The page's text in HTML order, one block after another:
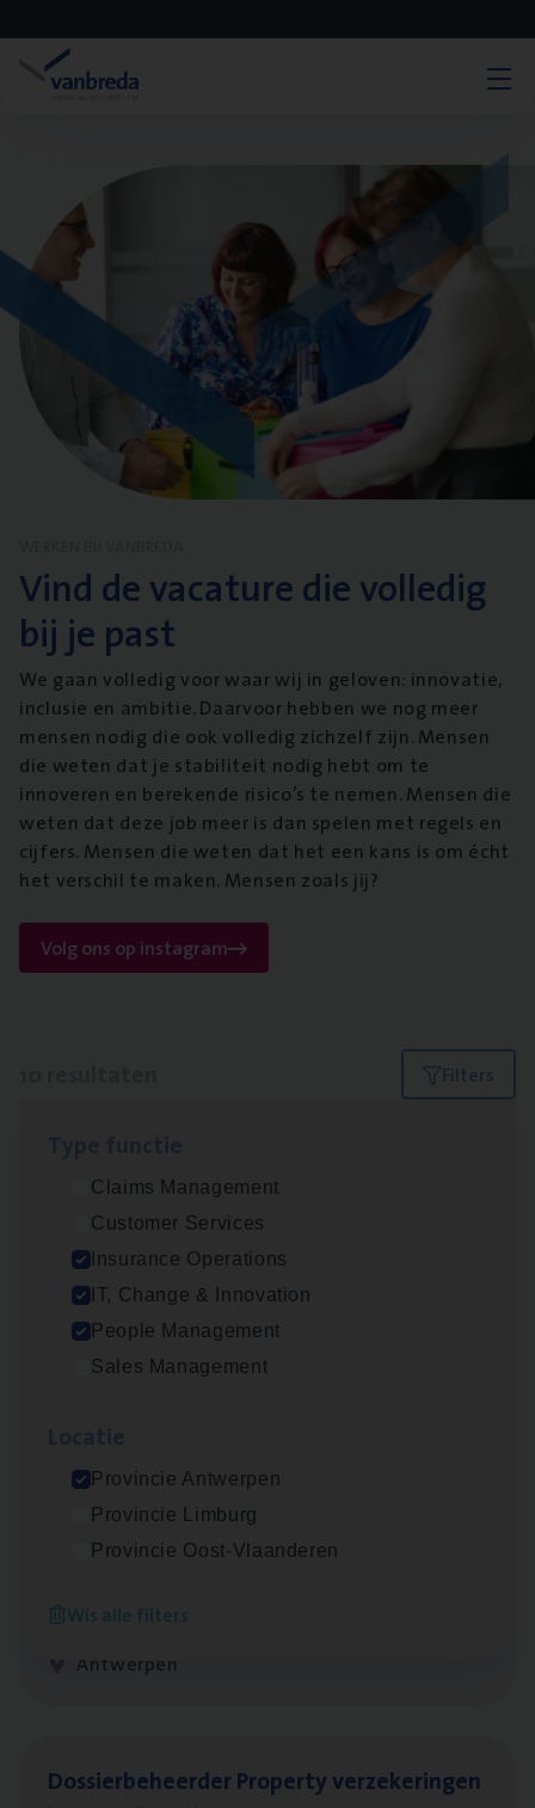
Vind de vacature die volledig
bij je past
We gaan volledig voor waar wij in geloven: innovatie,
inclusie en ambitie. Daarvoor hebben we nog meer
mensen nodig die ook volledig zichzelf zijn. Mensen
die weten dat je stabiliteit nodig hebt om te
innoveren en berekende risico’s te nemen. Mensen die
weten dat deze job meer is dan spelen met regels en
cijfers. Mensen die weten dat het een kans is om écht
het verschil te maken. Mensen zoals jij?
Volg ons op instagram
Filters
Claims Management
Customer Services
Insurance Operations
IT, Change & Innovation
People Management
Sales Management
Provincie Antwerpen
Provincie Limburg
Provincie Oost-Vlaanderen
Wis alle filters
Test Ana­lyst
IT, Change & Innovation
Antwerpen
Busi­ness Analyst
Dos­sier­be­heer­der ver­ze­ke­rin­gen — Soci­al
Insurance Operations
Antwerpen
Dos­sier­be­heer­der Pro­per­ty verzekeringen